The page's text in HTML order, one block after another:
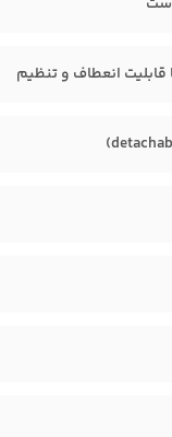
انعطاف و تنظیم